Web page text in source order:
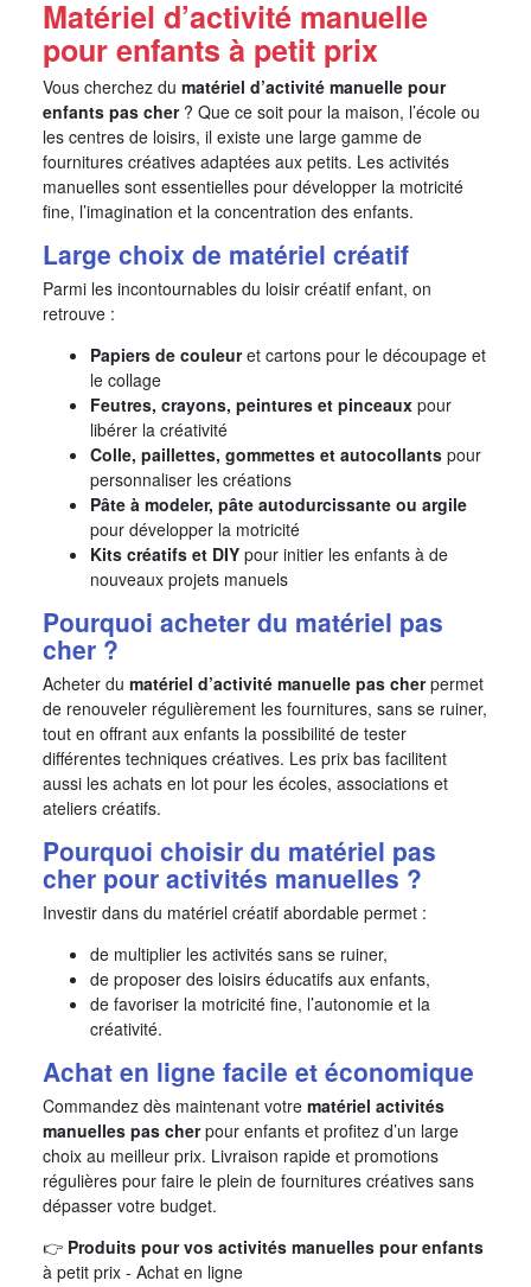
Matériel d’activité manuelle
pour enfants à petit prix
Vous cherchez du matériel d’activité manuelle pour
enfants pas cher? Que ce soit pour la maison, l’école ou
les centres de loisirs, il existe une large gamme de
fournitures créatives adaptées aux petits. Les activités
manuelles sont essentielles pour développer la motricité
fine, l’imagination et la concentration des enfants.
Large choix de matériel créatif
Parmi les incontournables du loisir créatif enfant, on
retrouve :
Papiers de couleuret cartons pour le découpage et
le collage
Feutres, crayons, peintures et pinceaux pour
libérer la créativité
Colle, paillettes, gommettes et autocollants pour
personnaliser les créations
Pâte à modeler, pâte autodurcissante ou argile
pour développer la motricité
Kits créatifs et DIY pour initier les enfants à de
nouveaux projets manuels
Pourquoi acheter du matériel pas
cher ?
Acheter du matériel d’activité manuelle pas cherpermet
de renouveler régulièrement les fournitures, sans se ruiner,
tout en offrant aux enfants la possibilité de tester
différentes techniques créatives. Les prix bas facilitent
aussi les achats en lot pour les écoles, associations et
ateliers créatifs.
Pourquoi choisir du matériel pas
cher pour activités manuelles ?
Investir dans du matériel créatif abordable permet :
de multiplier les activités sans se ruiner,
de proposer des loisirs éducatifs aux enfants,
de favoriser la motricité fine, l’autonomie et la
créativité.
Achat en ligne facile et économique
Commandez dès maintenant votre matériel activités
manuelles pas cherpour enfants et profitez d’un large
choix au meilleur prix. Livraison rapide et promotions
régulières pour faire le plein de fournitures créatives sans
dépasser votre budget.
👉 Produits pour vos activités manuelles pour enfants
à petit prix - Achat en ligne